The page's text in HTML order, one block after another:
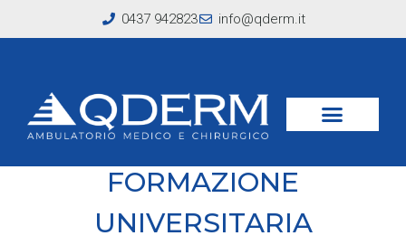
0437 942823 info@qderm.it
QDERM E’ CENTRO DI
FORMAZIONE
UNIVERSITARIA